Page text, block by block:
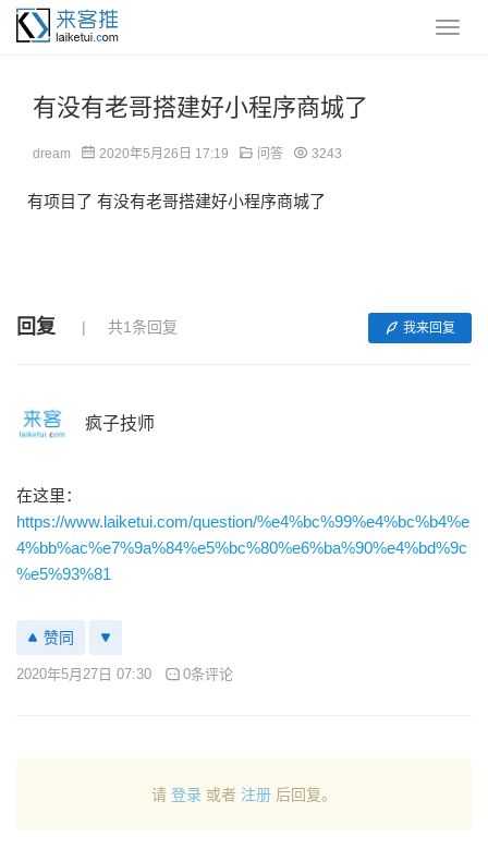
有没有老哥搭建好小程序商城了
dream 2020年5月26日 17:19 问答 3243
有项目了 有没有老哥搭建好小程序商城了
回复 共1条回复 我来回复
疯子技师
在这里：
https://www.laiketui.com/question/%e4%bc%99%e4%bc%b4%e
4%bb%ac%e7%9a%84%e5%bc%80%e6%ba%90%e4%bd%9c
%e5%93%81
赞同
2020年5月27日 07:30 0条评论
请 登录 或者 注册 后回复。